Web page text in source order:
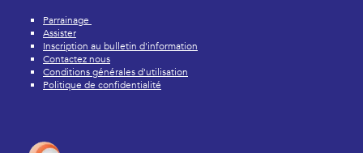
Parrainage
Assister
Inscription au bulletin d'information
Contactez nous
Conditions générales d'utilisation
Politique de confidentialité